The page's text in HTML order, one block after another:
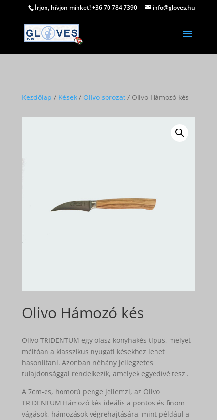
Írjon, hívjon minket! +36 70 784 7390 info@gloves.hu
Kezdőlap / Kések/ Olivo sorozat/ Olivo Hámozó kés
Olivo Hámozó kés
Olivo TRIDENTUM egy olasz konyhakés típus, melyet
méltóan a klasszikus nyugati késekhez lehet
hasonlítani. Azonban néhány jellegzetes
tulajdonsággal rendelkezik, amelyek egyedivé teszi.
A 7cm-es, homorú penge jellemzi, az Olivo
TRIDENTUM Hámozó kés ideális a pontos és finom
vágások, hámozások végrehajtására, mint például a